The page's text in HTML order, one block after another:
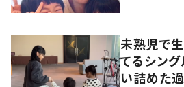
未熟児で
てるシン
い詰めた